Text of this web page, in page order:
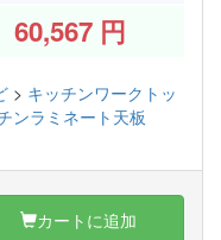
60,567円
> キッチンワークトッ
ンラミネート天板
カートに追加